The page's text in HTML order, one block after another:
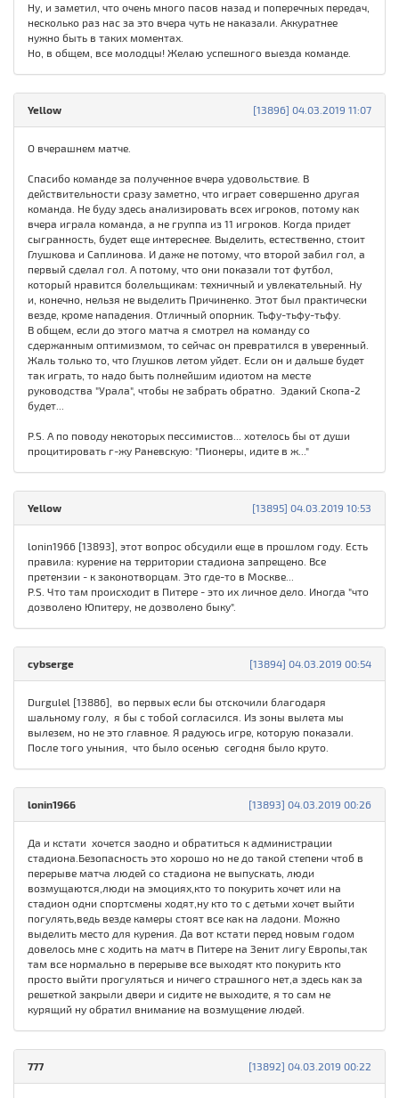
Ну, и заметил, что очень много пасов назад и поперечных передач,
несколько раз нас за это вчера чуть не наказали. Аккуратнее
нужно быть в таких моментах.
Но, в общем, все молодцы! Желаю успешного выезда команде.
[13896] 04.03.2019 11:07
Yellow
О вчерашнем матче.
Спасибо команде за полученное вчера удовольствие. В
действительности сразу заметно, что играет совершенно другая
команда. Не буду здесь анализировать всех игроков, потому как
вчера играла команда, а не группа из 11 игроков. Когда придет
сыгранность, будет еще интереснее. Выделить, естественно, стоит
Глушкова и Саплинова. И даже не потому, что второй забил гол, а
первый сделал гол. А потому, что они показали тот футбол,
который нравится болельщикам: техничный и увлекательный. Ну
и, конечно, нельзя не выделить Причиненко. Этот был практически
везде, кроме нападения. Отличный опорник. Тьфу-тьфу-тьфу.
В общем, если до этого матча я смотрел на команду со
сдержанным оптимизмом, то сейчас он превратился в уверенный.
Жаль только то, что Глушков летом уйдет. Если он и дальше будет
так играть, то надо быть полнейшим идиотом на месте
руководства "Урала", чтобы не забрать обратно. Эдакий Скопа-2
будет...
P.S. А по поводу некоторых пессимистов... хотелось бы от души
процитировать г-жу Раневскую: "Пионеры, идите в ж..."
[13895] 04.03.2019 10:53
Yellow
lonin1966 [13893], этот вопрос обсудили еще в прошлом году. Есть
правила: курение на территории стадиона запрещено. Все
претензии - к законотворцам. Это где-то в Москве...
P.S. Что там происходит в Питере - это их личное дело. Иногда "что
дозволено Юпитеру, не дозволено быку".
[13894] 04.03.2019 00:54
cybserge
Durgulel [13886], во первых если бы отскочили благодаря
шальному голу, я бы с тобой согласился. Из зоны вылета мы
вылезем, но не это главное. Я радуюсь игре, которую показали.
После того уныния, что было осенью сегодня было круто.
[13893] 04.03.2019 00:26
lonin1966
Да и кстати хочется заодно и обратиться к администрации
стадиона.Безопасность это хорошо но не до такой степени чтоб в
перерыве матча людей со стадиона не выпускать, люди
возмущаются,люди на эмоциях,кто то покурить хочет или на
стадион одни спортсмены ходят,ну кто то с детьми хочет выйти
погулять,ведь везде камеры стоят все как на ладони. Можно
выделить место для курения. Да вот кстати перед новым годом
довелось мне с ходить на матч в Питере на Зенит лигу Европы,так
там все нормально в перерыве все выходят кто покурить кто
просто выйти прогуляться и ничего страшного нет,а здесь как за
решеткой закрыли двери и сидите не выходите, я то сам не
курящий ну обратил внимание на возмущение людей.
[13892] 04.03.2019 00:22
777